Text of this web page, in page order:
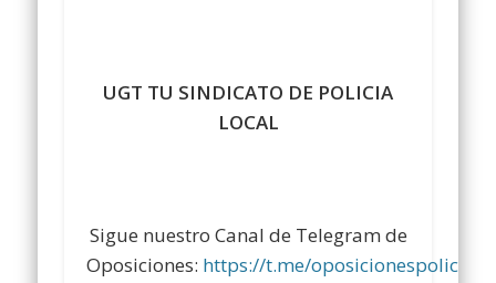
UGT TU SINDICATO DE POLICIA
LOCAL
Sigue nuestro Canal de Telegram de
Oposiciones: https://t.me/